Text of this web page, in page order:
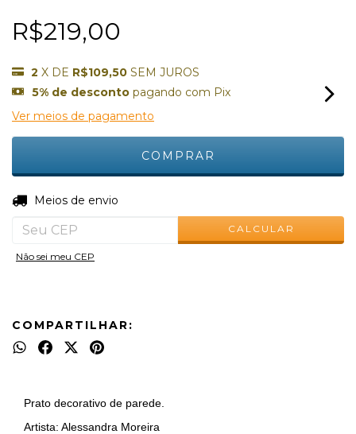
R$219,00
2 X DE R$109,50 SEM JUROS
5% de desconto pagando com Pix
Ver meios de pagamento
Entregas para o CEP:
Meios de envio
CALCULAR
Não sei meu CEP
COMPARTILHAR:
Prato decorativo de parede.
Artista: Alessandra Moreira